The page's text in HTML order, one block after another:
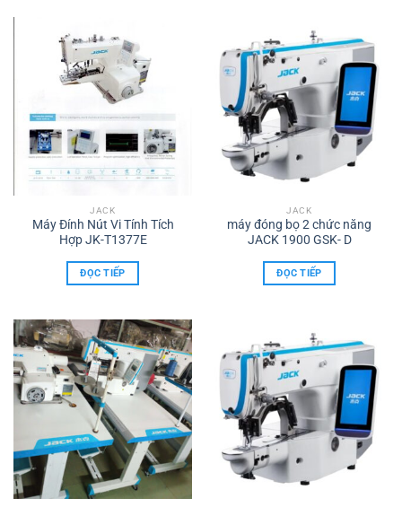
JACK
Máy Đính Nút Vi Tính Tích
Hợp JK-T1377E
ĐỌC TIẾP
JACK
máy đóng bọ 2 chức năng
JACK 1900 GSK- D
ĐỌC TIẾP